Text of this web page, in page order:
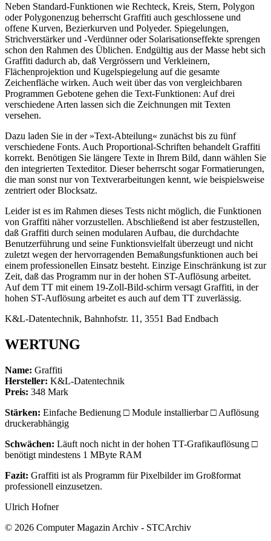
Neben Standard-Funktionen wie Rechteck, Kreis, Stern, Polygon
oder Polygonenzug beherrscht Graffiti auch geschlossene und
offene Kurven, Bezierkurven und Polyeder. Spiegelungen,
Strichverstärker und -Verdünner oder Solarisationseffekte sprengen
schon den Rahmen des Üblichen. Endgültig aus der Masse hebt sich
Graffiti dadurch ab, daß Vergrössern und Verkleinern,
Flächenprojektion und Kugelspiegelung auf die gesamte
Zeichenfläche wirken. Auch weit über das von vergleichbaren
Programmen Gebotene gehen die Text-Funktionen: Auf drei
verschiedene Arten lassen sich die Zeichnungen mit Texten
versehen.
Dazu laden Sie in der »Text-Abteilung« zunächst bis zu fünf
verschiedene Fonts. Auch Proportional-Schriften behandelt Graffiti
korrekt. Benötigen Sie längere Texte in Ihrem Bild, dann wählen Sie
den integrierten Texteditor. Dieser beherrscht sogar Formatierungen,
die man sonst nur von Textverarbeitungen kennt, wie beispielsweise
zentriert oder Blocksatz.
Leider ist es im Rahmen dieses Tests nicht möglich, die Funktionen
von Graffiti näher vorzustellen. Abschließend ist aber festzustellen,
daß Graffiti durch seinen modularen Aufbau, die durchdachte
Benutzerführung und seine Funktionsvielfalt überzeugt und nicht
zuletzt wegen der hervorragenden Bemaßungsfunktionen auch bei
einem professionellen Einsatz besteht. Einzige Einschränkung ist zur
Zeit, daß das Programm nur in der hohen ST-Auflösung arbeitet.
Auf dem TT mit einem 19-Zoll-Bild-schirm versagt Graffiti, in der
hohen ST-Auflösung arbeitet es auch auf dem TT zuverlässig.
K&L-Datentechnik, Bahnhofstr. 11, 3551 Bad Endbach
WERTUNG
Name: Graffiti
Hersteller: K&L-Datentechnik
Preis: 348 Mark
Stärken: Einfache Bedienung □ Module installierbar □ Auflösung
druckerabhängig
Schwächen: Läuft noch nicht in der hohen TT-Grafikauflösung □
benötigt mindestens 1 MByte RAM
Fazit: Graffiti ist als Programm für Pixelbilder im Großformat
professionell einzusetzen.
Ulrich Hofner
© 2026 Computer Magazin Archiv - STCArchiv